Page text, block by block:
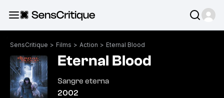
SensCritique > Films > Action > Eternal Blood
Eternal Blood
Sangre eterna
2002